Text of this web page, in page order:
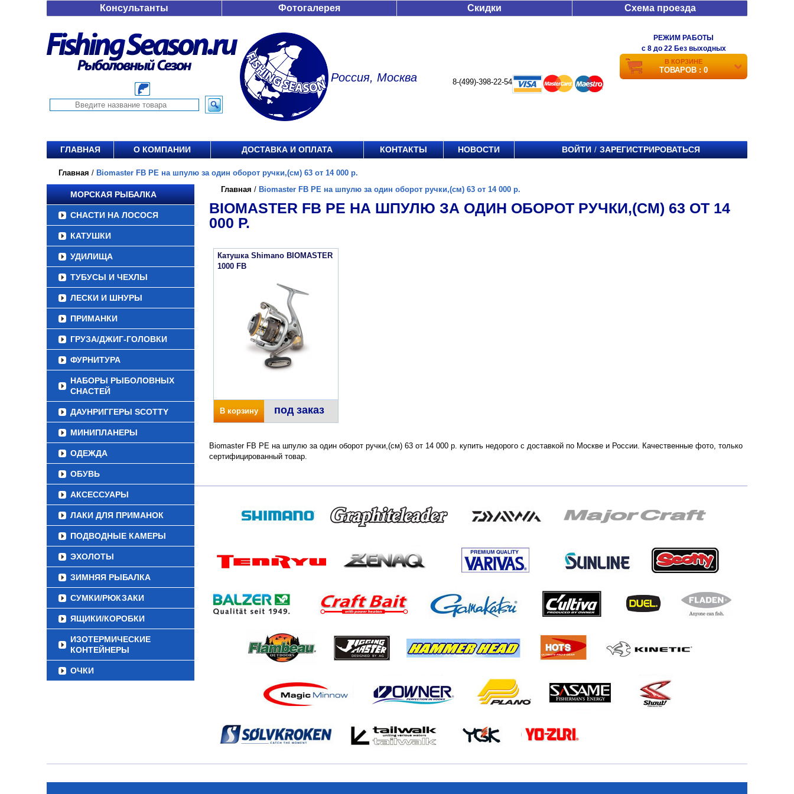
Консультанты Фотогалерея Скидки Схема проезда
Россия, Москва 8-(499)-398-22-54
РЕЖИМ РАБОТЫ
c 8 до 22 Без выходных
В КОРЗИНЕ
ТОВАРОВ : 0
ГЛАВНАЯ О КОМПАНИИ ДОСТАВКА И ОПЛАТА КОНТАКТЫ НОВОСТИ ВОЙТИ / ЗАРЕГИСТРИРОВАТЬСЯ
Главная / Biomaster FB PE на шпулю за один оборот ручки,(см) 63 от 14 000 р.
МОРСКАЯ РЫБАЛКА
СНАСТИ НА ЛОСОСЯ
КАТУШКИ
УДИЛИЩА
ТУБУСЫ И ЧЕХЛЫ
ЛЕСКИ И ШНУРЫ
ПРИМАНКИ
ГРУЗА/ДЖИГ-ГОЛОВКИ
ФУРНИТУРА
НАБОРЫ РЫБОЛОВНЫХ
СНАСТЕЙ
ДАУНРИГГЕРЫ SCOTTY
МИНИПЛАНЕРЫ
ОДЕЖДА
ОБУВЬ
АКСЕССУАРЫ
ЛАКИ ДЛЯ ПРИМАНОК
ПОДВОДНЫЕ КАМЕРЫ
ЭХОЛОТЫ
ЗИМНЯЯ РЫБАЛКА
СУМКИ/РЮКЗАКИ
ЯЩИКИ/КОРОБКИ
ИЗОТЕРМИЧЕСКИЕ
КОНТЕЙНЕРЫ
ОЧКИ
Главная / Biomaster FB PE на шпулю за один оборот ручки,(см) 63 от 14 000 р.
BIOMASTER FB PE НА ШПУЛЮ ЗА ОДИН ОБОРОТ РУЧКИ,(СМ) 63 ОТ 14
000 Р.
Катушка Shimano BIOMASTER
1000 FB
В корзину под заказ
Biomaster FB PE на шпулю за один оборот ручки,(см) 63 от 14 000 р. купить недорого с доставкой по Москве и России. Качественные фото, только
сертифицированный товар.